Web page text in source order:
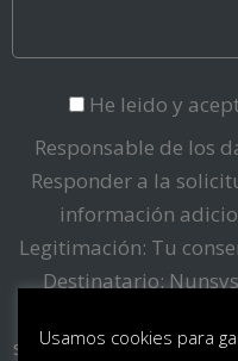
He leido y
Responsable de los
Responder a la
información
Legitimación: Tu
Destinatario:
Derechos: Tienes
supresión, limitación,
Usamos cookies para